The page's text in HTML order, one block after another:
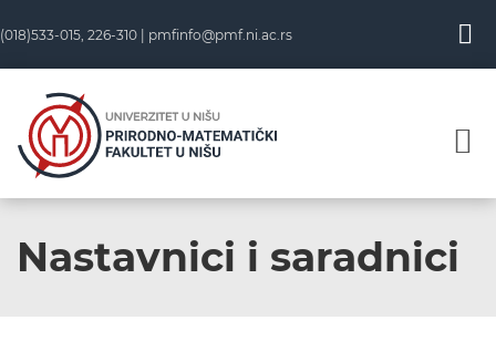
(018)533-015, 226-310 | pmfinfo@pmf.ni.ac.rs
Nastavnici i saradnici